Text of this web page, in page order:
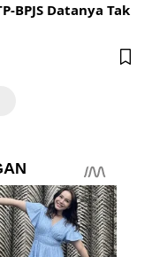
BPJS Datanya Tak